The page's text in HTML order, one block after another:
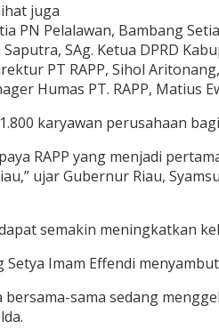
juga
PN Pelalawan, Bambang
SAg. Ketua DPRD
PT RAPP, Sihol
Humas PT. RAPP, Matius
karyawan perusahaan
RAPP yang menjadi
ujar Gubernur Riau,
semakin meningkatkan
Setya Imam Effendi
sama sedang